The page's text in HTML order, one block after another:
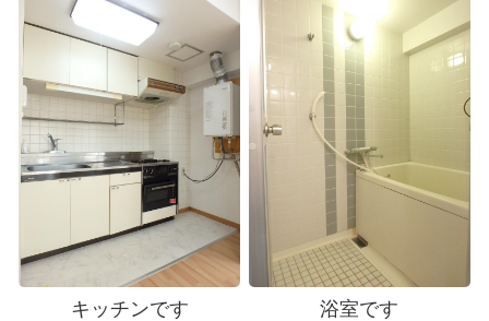
キッチンです 浴室です